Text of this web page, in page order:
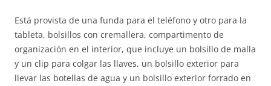
Está provista de una funda para el teléfono y otro para la
tableta, bolsillos con cremallera, compartimento de
organización en el interior, que incluye un bolsillo de malla
y un clip para colgar las llaves, un bolsillo exterior para
llevar las botellas de agua y un bolsillo exterior forrado en